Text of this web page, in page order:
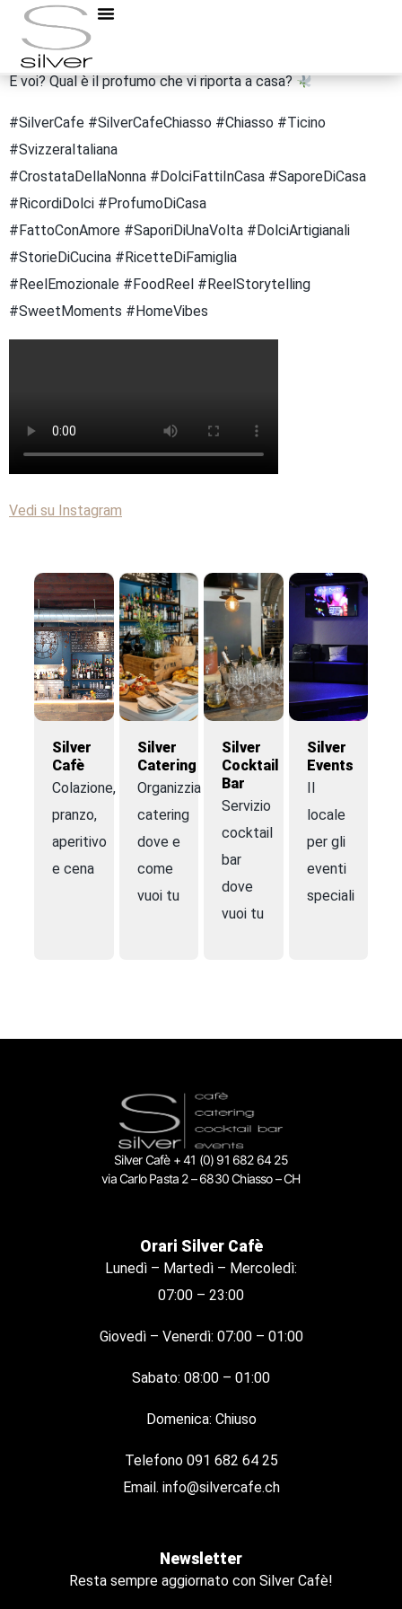
Perché certe ricette non appartengono al tempo…
appartengono ai ricordi.
E voi? Qual è il profumo che vi riporta a casa?
#SilverCafe #SilverCafeChiasso #Chiasso #Ticino
#SvizzeraItaliana
#CrostataDellaNonna #DolciFattiInCasa #SaporeDiCasa
#RicordiDolci #ProfumoDiCasa
#FattoConAmore #SaporiDiUnaVolta #DolciArtigianali
#StorieDiCucina #RicetteDiFamiglia
#ReelEmozionale #FoodReel #ReelStorytelling
#SweetMoments #HomeVibes
Vedi su Instagram
Silver
Cafè
Colazione,
pranzo,
aperitivo
e cena
Silver
Catering
Organizziamo
catering
dove e
come
vuoi tu
Silver
Cocktail
Bar
Servizio
cocktail
bar
dove
vuoi tu
Silver
Events
Il
locale
per gli
eventi
speciali
Silver Cafè + 41 (0) 91 682 64 25
via Carlo Pasta 2 – 6830 Chiasso – CH
Orari Silver Cafè
Lunedì – Martedì – Mercoledì:
07:00 – 23:00
Giovedì – Venerdì: 07:00 – 01:00
Sabato: 08:00 – 01:00
Domenica: Chiuso
Telefono 091 682 64 25
Email. info@silvercafe.ch
Newsletter
Resta sempre aggiornato con Silver Cafè!